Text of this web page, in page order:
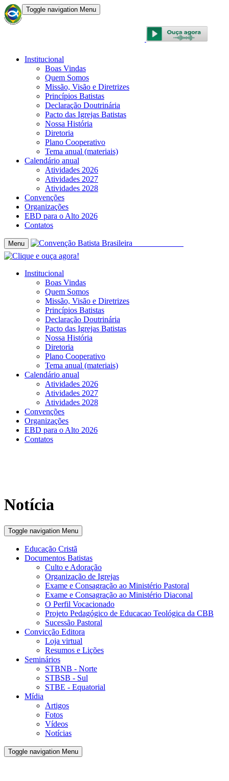
Toggle navigation Menu
Institucional
Boas Vindas
Quem Somos
Missão, Visão e Diretrizes
Princípios Batistas
Declaração Doutrinária
Pacto das Igrejas Batistas
Nossa História
Diretoria
Plano Cooperativo
Tema anual (materiais)
Calendário anual
Atividades 2026
Atividades 2027
Atividades 2028
Convenções
Organizações
EBD para o Alto 2026
Contatos
Menu
Institucional
Boas Vindas
Quem Somos
Missão, Visão e Diretrizes
Princípios Batistas
Declaração Doutrinária
Pacto das Igrejas Batistas
Nossa História
Diretoria
Plano Cooperativo
Tema anual (materiais)
Calendário anual
Atividades 2026
Atividades 2027
Atividades 2028
Convenções
Organizações
EBD para o Alto 2026
Contatos
Notícia
Toggle navigation Menu
Educação Cristã
Documentos Batistas
Culto e Adoração
Organização de Igrejas
Exame e Consagração ao Ministério Pastoral
Exame e Consagração ao Ministério Diaconal
O Perfil Vocacionado
Projeto Pedagógico de Educacao Teológica da CBB
Sucessão Pastoral
Convicção Editora
Loja virtual
Resumos e Lições
Seminários
STBNB - Norte
STBSB - Sul
STBE - Equatorial
Mídia
Artigos
Fotos
Vídeos
Notícias
Toggle navigation Menu